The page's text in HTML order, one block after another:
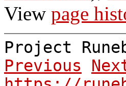
View page
Project
Previous